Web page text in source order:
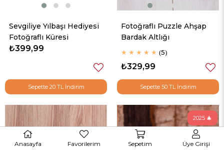
Sevgiliye Yılbaşı Hediyesi
Fotoğraflı Küresi
₺399,99
Sepette 20 TL İndirim
Fotoğraflı Puzzle Ahşap
Bardak Altlığı
★ ★ ★ ★ ★ 5
₺329,99
Sepette 50 TL İndirim
2025 🎄
Anasayfa Favorilerim Sepetim Üye Girişi